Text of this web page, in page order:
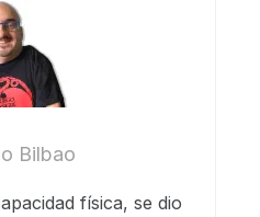
Bilbao
física, se dio